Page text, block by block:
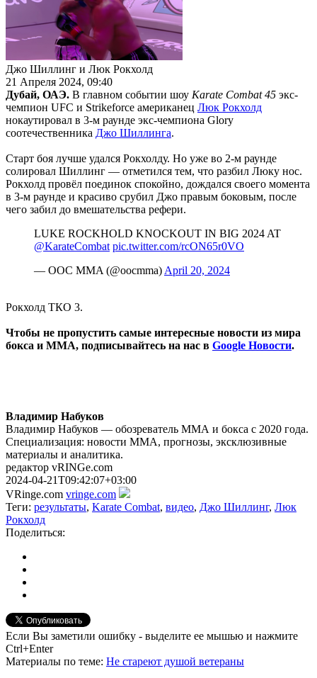
Джо Шиллинг и Люк Рокхолд
21 Апреля 2024, 09:40
Дубай, ОАЭ. В главном событии шоу Karate Combat 45 экс-
чемпион UFC и Strikeforce американец Люк Рокхолд
нокаутировал в 3-м раунде экс-чемпиона Glory
соотечественника Джо Шиллинга.
Старт боя лучше удался Рокхолду. Но уже во 2-м раунде
солировал Шиллинг — отметился тем, что разбил Люку нос.
Рокхолд провёл поединок спокойно, дождался своего момента
в 3-м раунде и красиво срубил Джо правым боковым, после
чего забил до вмешательства рефери.
LUKE ROCKHOLD KNOCKOUT IN BIG 2024 AT
@KarateCombat pic.twitter.com/rcON65r0VO
— OOC MMA (@oocmma) April 20, 2024
Рокхолд ТКО 3.
Чтобы не пропустить самые интересные новости из мира
бокса и ММА, подписывайтесь на нас в Google Новости.
Владимир Набуков
Владимир Набуков — обозреватель ММА и бокса с 2020 года.
Специализация: новости ММА, прогнозы, эксклюзивные
материалы и аналитика.
редактор vRINGe.com
2024-04-21T09:42:07+03:00
VRinge.com vringe.com
Теги: результаты, Karate Combat, видео, Джо Шиллинг, Люк
Рокхолд
Поделиться:
Если Вы заметили ошибку - выделите ее мышью и нажмите
Ctrl+Enter
Материалы по теме: Не стареют душой ветераны